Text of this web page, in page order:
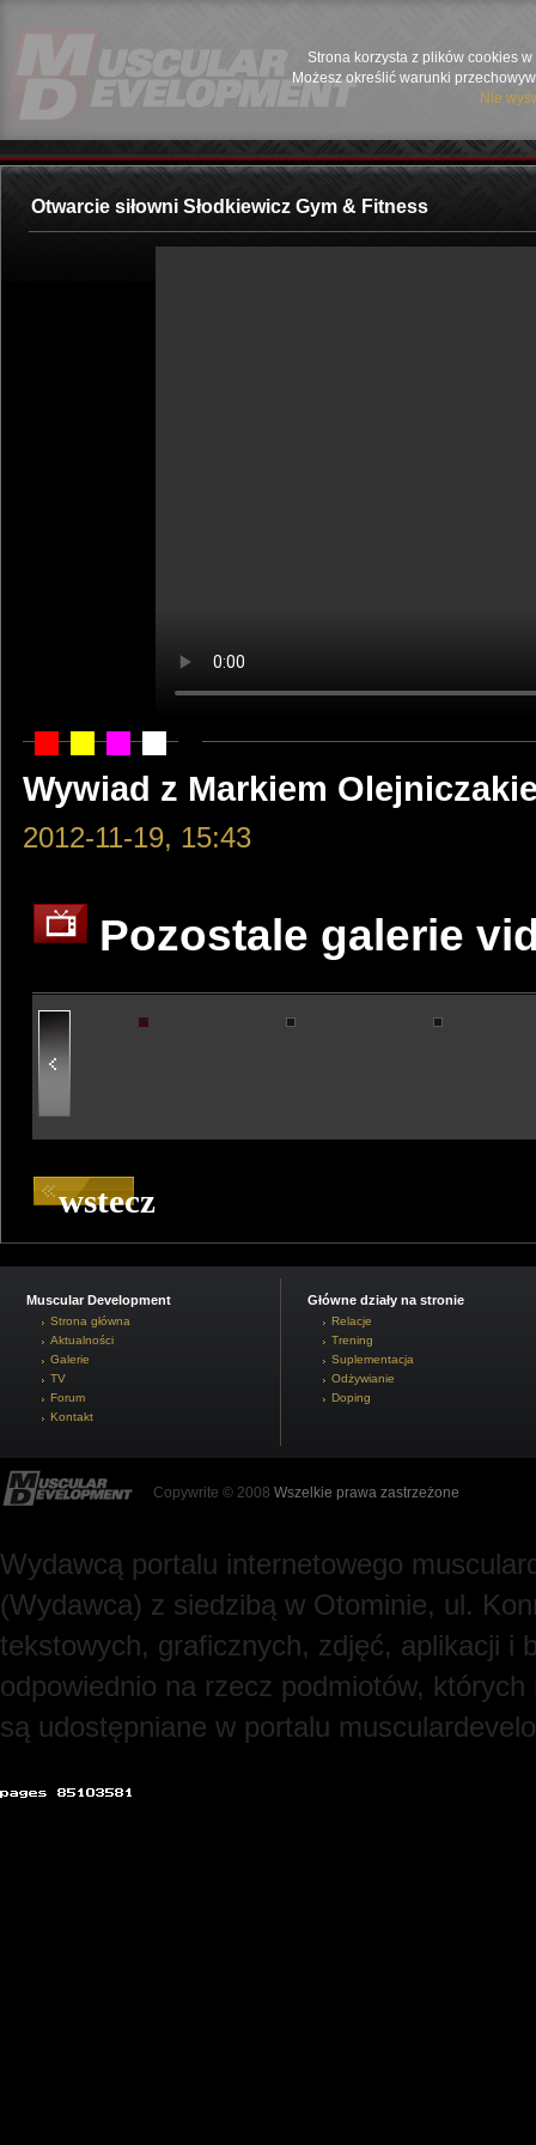
Strona korzysta z plików cookies
Możesz określić warunki
Nie
Otwarcie siłowni Słodkiewicz Gym & Fitness
Wywiad z Markiem
2012-11-19, 15:43
Pozostale galerie
wstecz
Muscular Development
Strona główna
Aktualności
Galerie
TV
Forum
Kontakt
Główne działy na stronie
Relacje
Trening
Suplementacja
Odżywianie
Doping
Copywrite © 2008 Wszelkie prawa zastrzeżone
Wydawcą portalu internetowego
(Wydawca) z siedzibą w Otominie, ul.
tekstowych, graficznych, zdjęć, aplikacji i
odpowiednio na rzecz podmiotów,
są udostępniane w portalu